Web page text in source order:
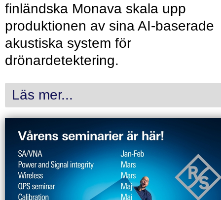
finländska Monava skala upp
produktionen av sina AI-baserade
akustiska system för
drönardetektering.
Läs mer...